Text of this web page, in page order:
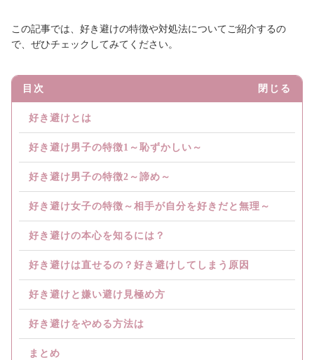
この記事では、好き避けの特徴や対処法についてご紹介するの
で、ぜひチェックしてみてください。
目次 閉じる
好き避けとは
好き避け男子の特徴1～恥ずかしい～
好き避け男子の特徴2～諦め～
好き避け女子の特徴～相手が自分を好きだと無理～
好き避けの本心を知るには？
好き避けは直せるの？好き避けしてしまう原因
好き避けと嫌い避け見極め方
好き避けをやめる方法は
まとめ